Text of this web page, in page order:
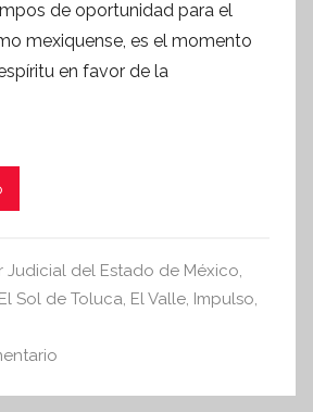
r
S
í
I
n
de oportunidad para el
mexiquense, es el momento
en favor de la
p
Judicial del Estado de México,
El Sol de Toluca, El Valle, Impulso,